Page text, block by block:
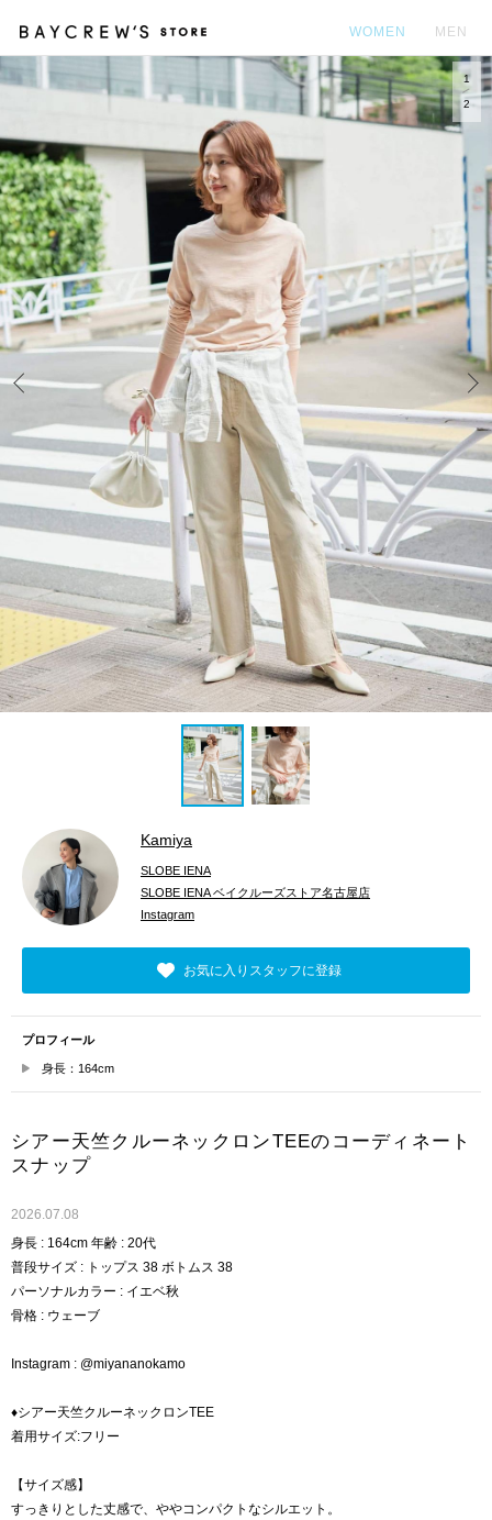
WOMEN MEN
1
2
Kamiya
SLOBE IENA
SLOBE IENA ベイクルーズストア名古屋店
Instagram
お気に入りスタッフに登録
プロフィール
身長：164cm
シアー天竺クルーネックロンTEEのコーディネート
スナップ
2026.07.08
身長 : 164cm 年齢 : 20代
普段サイズ : トップス 38 ボトムス 38
パーソナルカラー : イエベ秋
骨格 : ウェーブ
Instagram : @miyananokamo
♦シアー天竺クルーネックロンTEE
着用サイズ:フリー
【サイズ感】
すっきりとした丈感で、ややコンパクトなシルエット。